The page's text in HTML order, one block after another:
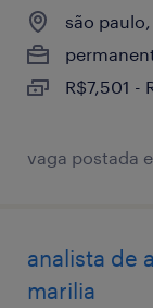
são
R$7,501 -
vaga postada
analista de
marilia